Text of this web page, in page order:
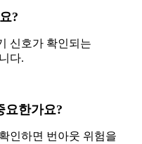
?
신호가 확인되는
다.
요한가요?
인하면 번아웃 위험을